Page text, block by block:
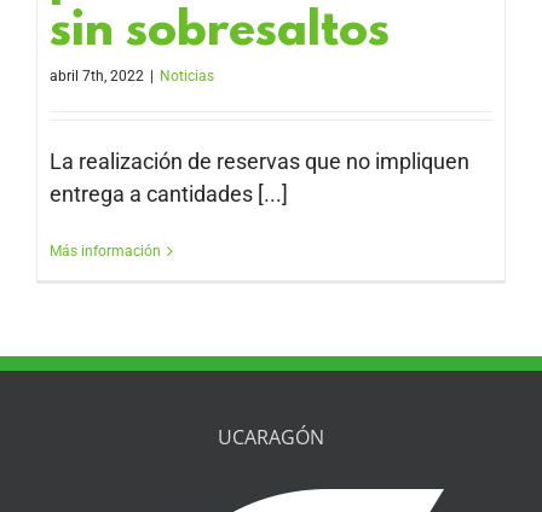
sin sobresaltos
abril 7th, 2022 Noticias
La realización de reservas que no impliquen
entrega a cantidades [...]
Más información
UCARAGÓN